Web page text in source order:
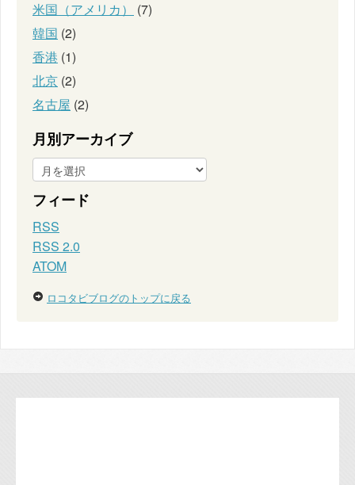
米国（アメリカ）
(7)
韓国 (2)
香港 (1)
北京 (2)
名古屋 (2)
月別アーカイブ
フィード
RSS
RSS 2.0
ATOM
ロコタビブログのトップに戻る